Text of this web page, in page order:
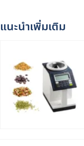
แนะนำเพิ่มเติม